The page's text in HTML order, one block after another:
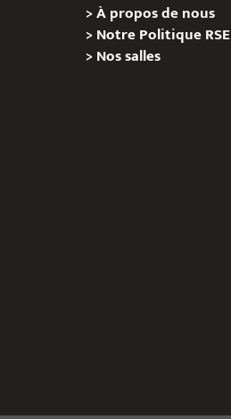
>À propos de nous
>Notre Politique RSE
>Nos salles